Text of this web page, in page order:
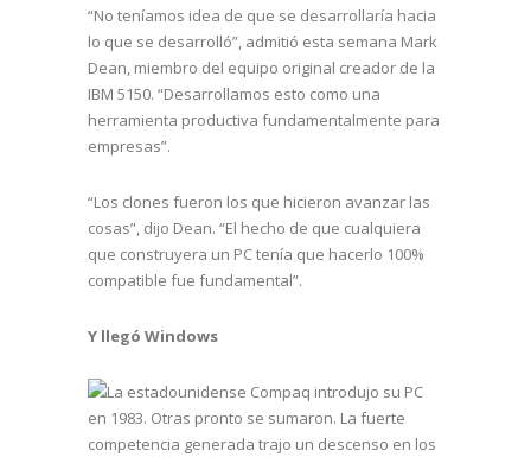
“No teníamos idea de que se desarrollaría hacia
lo que se desarrolló”, admitió esta semana Mark
Dean, miembro del equipo original creador de la
IBM 5150. “Desarrollamos esto como una
herramienta productiva fundamentalmente para
empresas”.
“Los clones fueron los que hicieron avanzar las
cosas”, dijo Dean. “El hecho de que cualquiera
que construyera un PC tenía que hacerlo 100%
compatible fue fundamental”.
Y llegó Windows
La estadounidense Compaq introdujo su PC
en 1983. Otras pronto se sumaron. La fuerte
competencia generada trajo un descenso en los